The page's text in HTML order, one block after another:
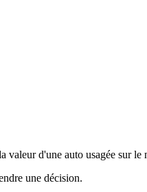
d'une auto usagée sur le
une décision.